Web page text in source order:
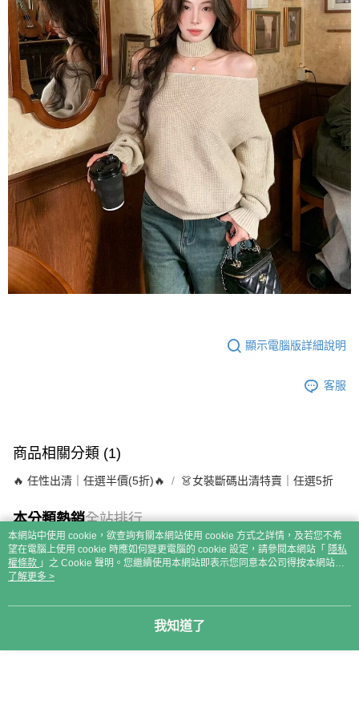
顯示電腦版詳細說明
客服
商品相關分類 (1)
🔥 任性出清｜任選半價(5折)🔥 👗女裝斷碼出清特賣｜任選5折
本分類熱銷全站排行
熱門標籤
本網站中使用 cookie，欲查詢有關本網站使用 cookie 方式之詳情，及若您不希
望在電腦上使用 cookie 時應如何變更電腦的 cookie 設定，請參閱本網站「 隱私
權條款 」之 Cookie 聲明。您繼續使用本網站即表示您同意本公司得按本網站使
用條款之 Cookie 聲明使用 cookie。
了解更多 >
我知道了